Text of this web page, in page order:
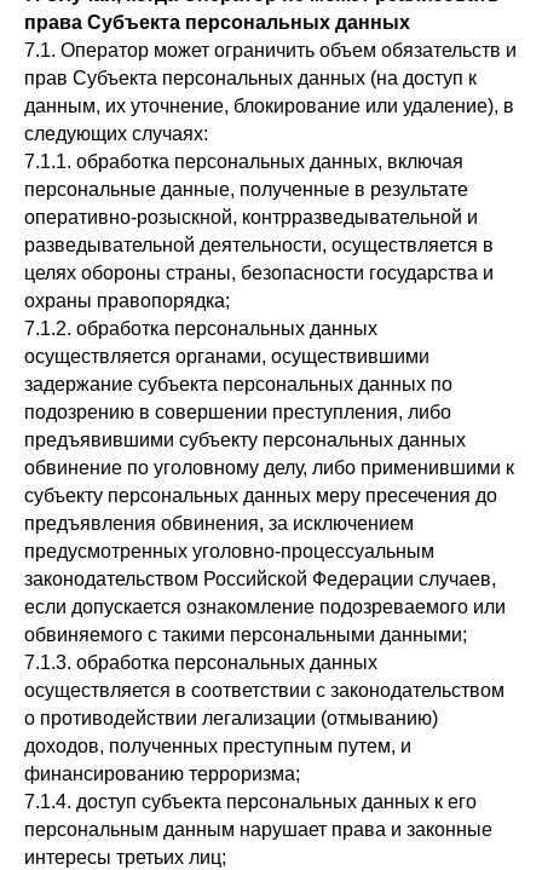
права Субъекта персональных данных
7.1. Оператор может ограничить объем обязательств и
прав Субъекта персональных данных (на доступ к
данным, их уточнение, блокирование или удаление), в
следующих случаях:
7.1.1. обработка персональных данных, включая
персональные данные, полученные в результате
оперативно-розыскной, контрразведывательной и
разведывательной деятельности, осуществляется в
целях обороны страны, безопасности государства и
охраны правопорядка;
7.1.2. обработка персональных данных
осуществляется органами, осуществившими
задержание субъекта персональных данных по
подозрению в совершении преступления, либо
предъявившими субъекту персональных данных
обвинение по уголовному делу, либо применившими к
субъекту персональных данных меру пресечения до
предъявления обвинения, за исключением
предусмотренных уголовно-процессуальным
законодательством Российской Федерации случаев,
если допускается ознакомление подозреваемого или
обвиняемого с такими персональными данными;
7.1.3. обработка персональных данных
осуществляется в соответствии с законодательством
о противодействии легализации (отмыванию)
доходов, полученных преступным путем, и
финансированию терроризма;
7.1.4. доступ субъекта персональных данных к его
персональным данным нарушает права и законные
интересы третьих лиц;